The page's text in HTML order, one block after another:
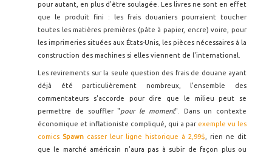
pour autant, en plus d'être soulagée. Les livres ne sont en effet
que le produit fini : les frais douaniers pourraient toucher
toutes les matières premières (pâte à papier, encre) voire, pour
les imprimeries situées aux États-Unis, les pièces nécessaires à la
construction des machines si elles viennent de l'international.
Les revirements sur la seule question des frais de douane ayant
déjà été particulièrement nombreux, l'ensemble des
commentateurs s'accorde pour dire que le milieu peut se
permettre de souffler "pour le moment". Dans un contexte
économique et inflationiste compliqué, qui a par exemple vu les
comics Spawn casser leur ligne historique à 2,99$ , rien ne dit
que le marché américain n'aura pas à subir de façon plus ou